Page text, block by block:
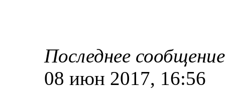
Последнее сообщение
08 июн 2017, 16:56